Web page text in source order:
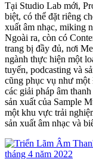
Tại Studio Lab mới,
biệt, có thể đặt riêng
xuất âm nhạc, miking
Ngoài ra, còn có
trang bị đầy đủ, nơi
ngành thực hiện một
tuyến, podcasting và
cũng phục vụ như
các giải pháp âm
sản xuất của Sample
một khu vực trải
sản xuất âm nhạc và